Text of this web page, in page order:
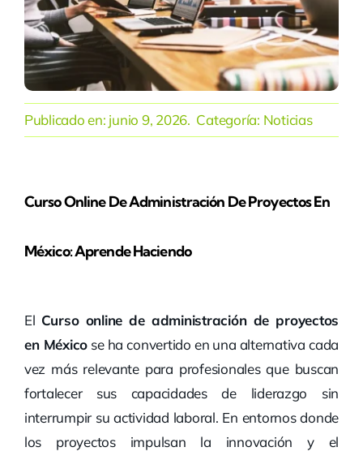
Publicado en: junio 9, 2026. Categoría: Noticias
Curso Online De Administración De Proyectos En
México: Aprende Haciendo
El Curso online de administración de proyectos
en México se ha convertido en una alternativa cada
vez más relevante para profesionales que buscan
fortalecer sus capacidades de liderazgo sin
interrumpir su actividad laboral. En entornos donde
los proyectos impulsan la innovación y el